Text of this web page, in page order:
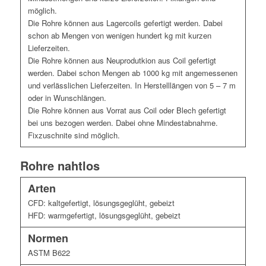
möglich.
Die Rohre können aus Lagercoils gefertigt werden. Dabei
schon ab Mengen von wenigen hundert kg mit kurzen
Lieferzeiten.
Die Rohre können aus Neuprodutkion aus Coil gefertigt
werden. Dabei schon Mengen ab 1000 kg mit angemessenen
und verlässlichen Lieferzeiten. In Herstelllängen von 5 – 7 m
oder in Wunschlängen.
Die Rohre können aus Vorrat aus Coil oder Blech gefertigt
bei uns bezogen werden. Dabei ohne Mindestabnahme.
Fixzuschnite sind möglich.
Rohre nahtlos
Arten
CFD: kaltgefertigt, lösungsgeglüht, gebeizt
HFD: warmgefertigt, lösungsgeglüht, gebeizt
Normen
ASTM B622